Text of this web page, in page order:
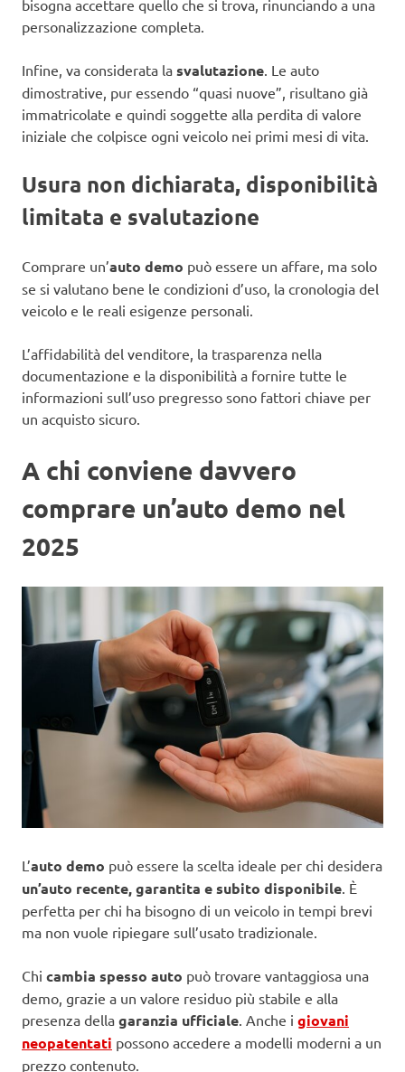
bisogna accettare quello che si trova, rinunciando a una
personalizzazione completa.
Infine, va considerata la svalutazione. Le auto
dimostrative, pur essendo “quasi nuove”, risultano già
immatricolate e quindi soggette alla perdita di valore
iniziale che colpisce ogni veicolo nei primi mesi di vita.
Usura non dichiarata, disponibilità
limitata e svalutazione
Comprare un’auto demo può essere un affare, ma solo
se si valutano bene le condizioni d’uso, la cronologia del
veicolo e le reali esigenze personali.
L’affidabilità del venditore, la trasparenza nella
documentazione e la disponibilità a fornire tutte le
informazioni sull’uso pregresso sono fattori chiave per
un acquisto sicuro.
A chi conviene davvero
comprare un’auto demo nel
2025
L’auto demo può essere la scelta ideale per chi desidera
un’auto recente, garantita e subito disponibile . È
perfetta per chi ha bisogno di un veicolo in tempi brevi
ma non vuole ripiegare sull’usato tradizionale.
Chi cambia spesso auto può trovare vantaggiosa una
demo, grazie a un valore residuo più stabile e alla
presenza della garanzia ufficiale . Anche i giovani
neopatentati possono accedere a modelli moderni a un
prezzo contenuto.